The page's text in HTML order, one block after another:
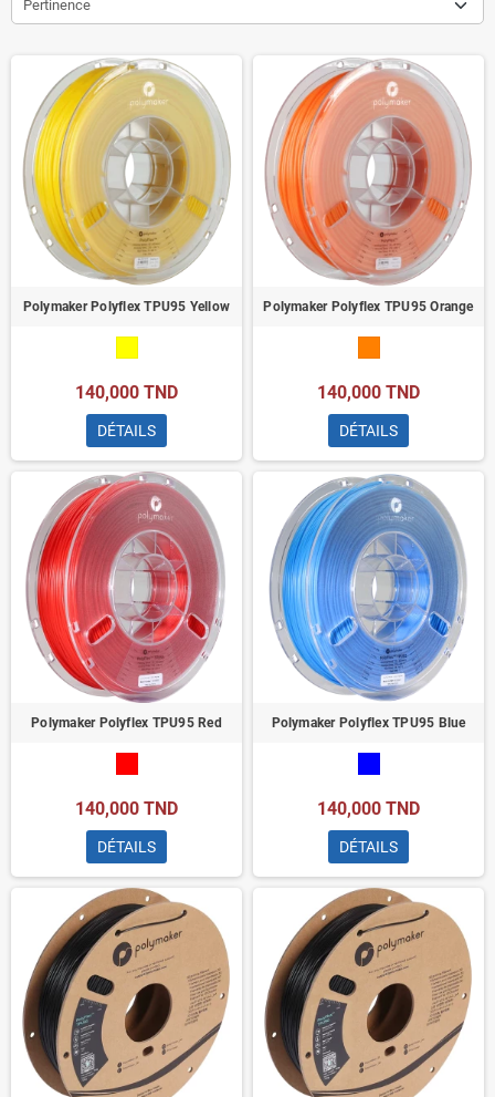
Pertinence
Polymaker Polyflex TPU95 Yellow
140,000 TND
DÉTAILS
Polymaker Polyflex TPU95 Orange
140,000 TND
DÉTAILS
Polymaker Polyflex TPU95 Red
140,000 TND
DÉTAILS
Polymaker Polyflex TPU95 Blue
140,000 TND
DÉTAILS